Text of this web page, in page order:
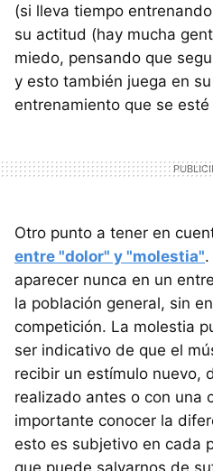
(si lleva tiempo
su actitud (hay mucha
miedo, pensando que
y esto también juega en
entrenamiento que se
Otro punto a tener en
entre "dolor" y "molestia"
aparecer nunca en un
la población general, sin
competición. La molestia
ser indicativo de que el
recibir un estímulo nuevo,
realizado antes o con una
importante conocer la
esto es subjetivo en cada
que puede salvarnos de